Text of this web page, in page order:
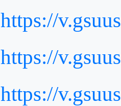
https://
https://
https://